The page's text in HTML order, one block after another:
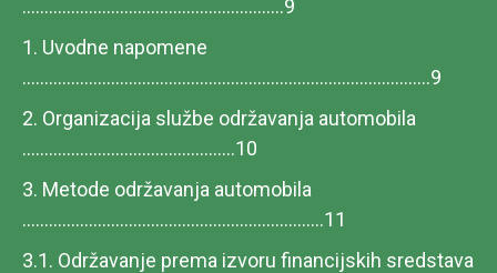
...........................................................9
1. Uvodne napomene
............................................................................................9
2. Organizacija službe održavanja automobila
................................................10
3. Metode održavanja automobila
....................................................................11
3.1. Održavanje prema izvoru financijskih sredstava